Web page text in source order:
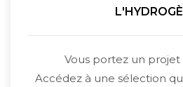
Vous portez un projet
Accédez à une sélection